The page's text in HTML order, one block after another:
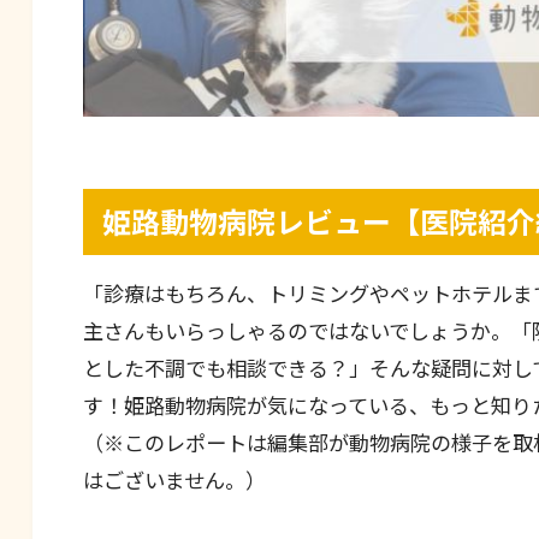
姫路動物病院レビュー【医院紹
「診療はもちろん、トリミングやペットホテル
主さんもいらっしゃるのではないでしょうか。
とした不調でも相談できる？」そんな疑問に対
す！姫路動物病院が気になっている、もっと知
（※このレポートは編集部が動物病院の様子を
はございません。）